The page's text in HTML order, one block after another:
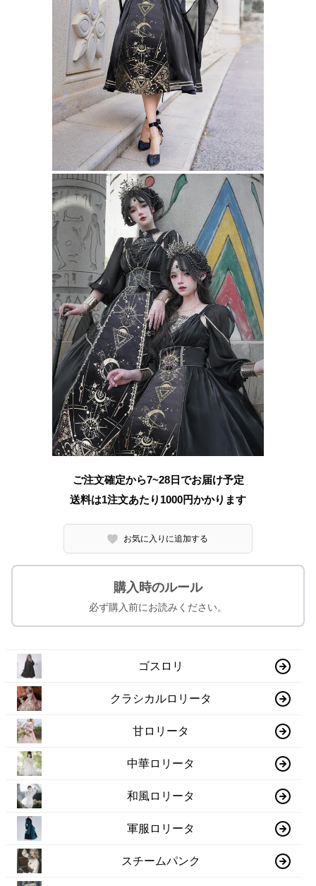
ご注文確定から7~28日でお届け予定
送料は1注文あたり 1000円かかります
お気に入りに追加する
購入時のルール
必ず購入前にお読みください。
ゴスロリ
クラシカルロリータ
甘ロリータ
中華ロリータ
和風ロリータ
軍服ロリータ
スチームパンク